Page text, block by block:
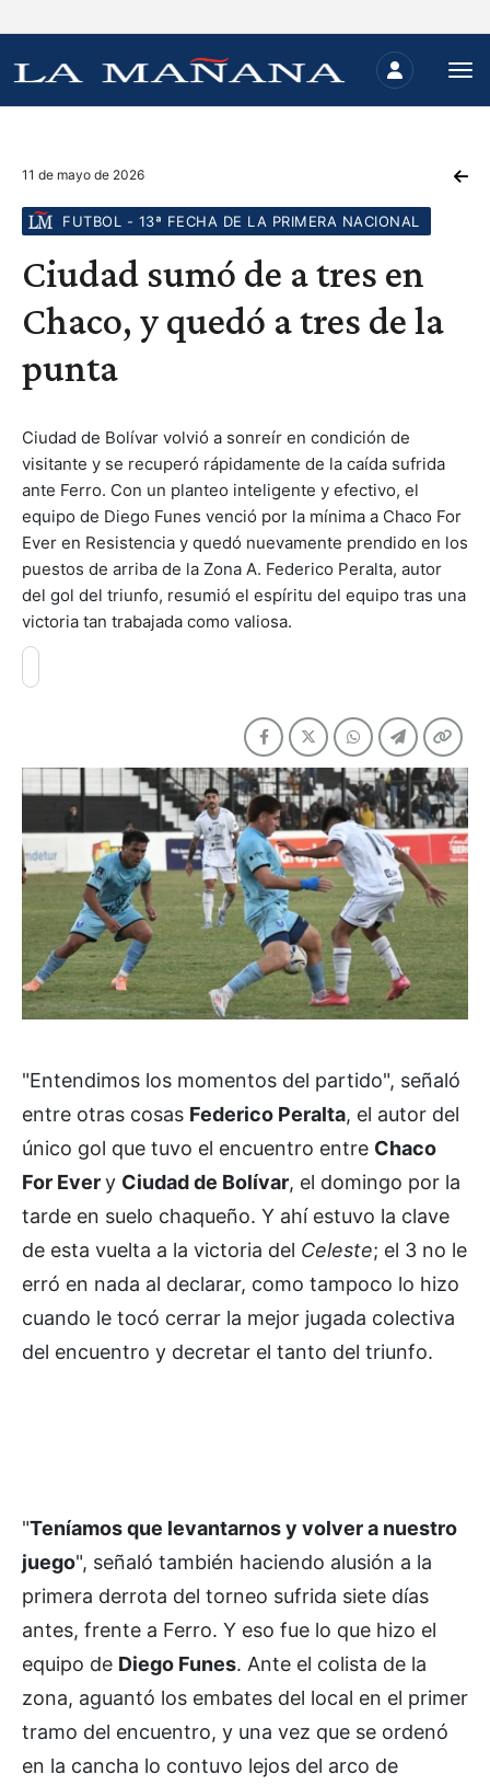
11 de mayo de 2026
FUTBOL - 13ª FECHA DE LA PRIMERA NACIONAL
Ciudad sumó de a tres en
Chaco, y quedó a tres de la
punta
Ciudad de Bolívar volvió a sonreír en condición de
visitante y se recuperó rápidamente de la caída sufrida
ante Ferro. Con un planteo inteligente y efectivo, el
equipo de Diego Funes venció por la mínima a Chaco For
Ever en Resistencia y quedó nuevamente prendido en los
puestos de arriba de la Zona A. Federico Peralta, autor
del gol del triunfo, resumió el espíritu del equipo tras una
victoria tan trabajada como valiosa.
"Entendimos los momentos del partido", señaló
entre otras cosas Federico Peralta, el autor del
único gol que tuvo el encuentro entre Chaco
For Every Ciudad de Bolívar, el domingo por la
tarde en suelo chaqueño. Y ahí estuvo la clave
de esta vuelta a la victoria del Celeste; el 3 no le
erró en nada al declarar, como tampoco lo hizo
cuando le tocó cerrar la mejor jugada colectiva
del encuentro y decretar el tanto del triunfo.
"Teníamos que levantarnos y volver a nuestro
juego", señaló también haciendo alusión a la
primera derrota del torneo sufrida siete días
antes, frente a Ferro. Y eso fue lo que hizo el
equipo de Diego Funes. Ante el colista de la
zona, aguantó los embates del local en el primer
tramo del encuentro, y una vez que se ordenó
en la cancha lo contuvo lejos del arco de